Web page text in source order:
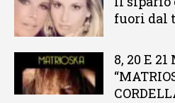
fuori dal
8, 20 E